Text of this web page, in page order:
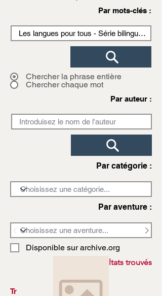
Par mots-clés :
Chercher la phrase entière
Chercher chaque mot
Par auteur :
Par catégorie :
Par aventure :
Disponible sur archive.org
3972 résultats trouvés
Tr